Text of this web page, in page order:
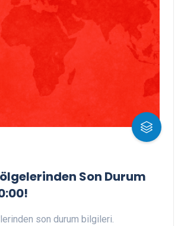
Son Durum
son durum bilgileri.